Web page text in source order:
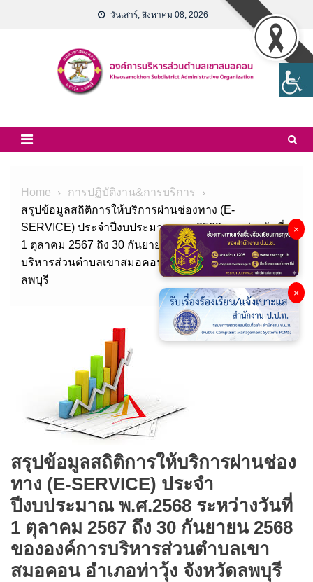
วันเสาร์, สิงหาคม 08, 2026
Home
การปฏิบัติงาน&การบริการ
สรุปข้อมูลสถิติการให้บริการผ่านช่องทาง (E-
SERVICE) ประจำปีงบประมาณ พ.ศ.2568 ระหว่างวันที่
1 ตุลาคม 2567 ถึง 30 กันยายน 2568 ขององค์การ
บริหารส่วนตำบลเขาสมอคอน อำเภอท่าวุ้ง จังหวัด
ลพบุรี
สรุปข้อมูลสถิติการให้บริการผ่านช่อง
ทาง (E-SERVICE) ประจำ
ปีงบประมาณ พ.ศ.2568 ระหว่างวันที่
1 ตุลาคม 2567 ถึง 30 กันยายน 2568
ขององค์การบริหารส่วนตำบลเขา
สมอคอน อำเภอท่าวุ้ง จังหวัดลพบุรี
×
×